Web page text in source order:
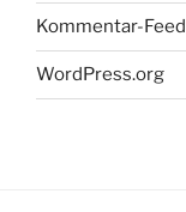
Kommentar-Feed
WordPress.org